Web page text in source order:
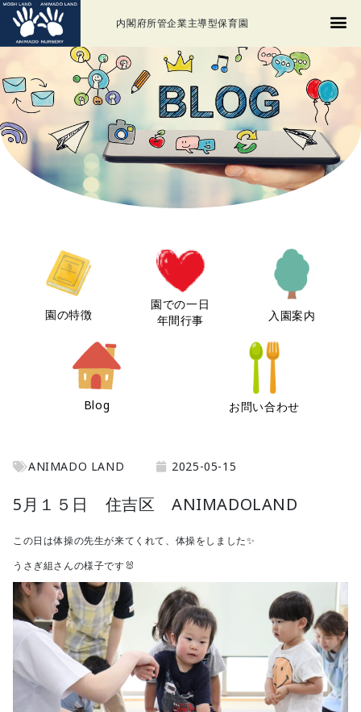
内閣府所管企業主導型保育園
園の特徴
園での一日
年間行事
入園案内
Blog お問い合わせ
ANIMADO LAND 2025-05-15
5月１５日 住吉区 ANIMADOLAND
この日は体操の先生が来てくれて、体操をしました✨
うさぎ組さんの様子です🐰